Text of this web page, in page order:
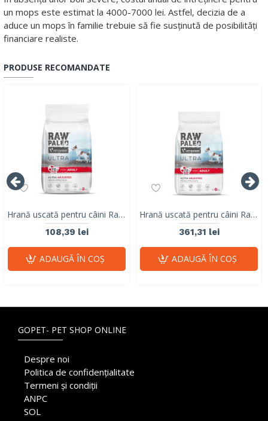
un mops este estimat la 4000-7000 lei. Astfel, decizia de a
aduce un mops în familie trebuie să fie susținută de posibilități
financiare realiste.
PRODUSE RECOMANDATE
Hrană uscată pentru câini Raw Paleo Ultra Beef Mini Adult 2kg
108,39 lei
ADAUGĂ ÎN COŞ
Hrană uscată pentru câini Raw Paleo Ultra Beef Mini Adult 8kg
361,31 lei
ADAUGĂ ÎN COŞ
GOPET- PET SHOP ONLINE
Despre noi
Politica de confidențialitate
Termeni și condiții
ANPC
SOL